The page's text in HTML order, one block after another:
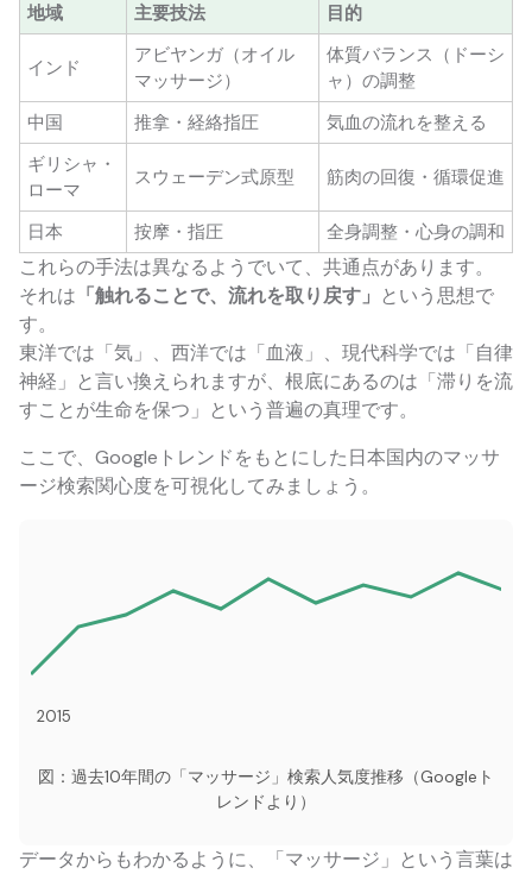
地域 主要技法 目的
インド
アビヤンガ（オイル
マッサージ）
体質バランス（ドーシ
ャ）の調整
中国
推拿・経絡指圧
気血の流れを整える
ギリシャ・
ローマ
スウェーデン式原型 筋肉の回復・循環促進
日本 按摩・指圧 全身調整・心身の調和
これらの手法は異なるようでいて、共通点があります。
それは 「触れることで、流れを取り戻す」 という思想で
す。
東洋では「気」、西洋では「血液」、現代科学では「自律
神経」と言い換えられますが、根底にあるのは「滞りを流
すことが生命を保つ」という普遍の真理です。
ここで、Googleトレンドをもとにした日本国内のマッサ
ージ検索関心度を可視化してみましょう。
2015
図：過去10年間の「マッサージ」検索人気度推移（Googleト
レンドより）
データからもわかるように、「マッサージ」という言葉は